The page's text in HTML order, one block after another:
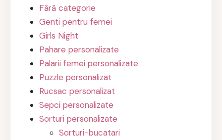
Fără categorie
Genti pentru femei
Girls Night
Pahare personalizate
Palarii femei personalizate
Puzzle personalizat
Rucsac personalizat
Sepci personalizate
Sorturi personalizate
Sorturi-bucatari